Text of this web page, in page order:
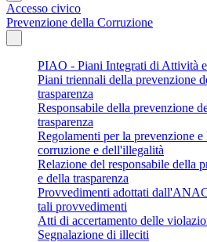
Accesso civico
Prevenzione della Corruzione
PIAO - Piani Integrati di Attività
Piani triennali della prevenzione
trasparenza
Responsabile della prevenzione
trasparenza
Regolamenti per la prevenzione e
corruzione e dell'illegalità
Relazione del responsabile della
e della trasparenza
Provvedimenti adottati
tali provvedimenti
Atti di accertamento delle
Segnalazione di illeciti